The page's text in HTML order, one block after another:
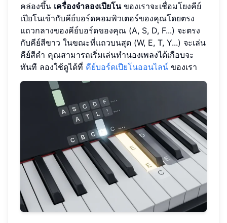
คล่องขึ้น เครื่องจำลองเปียโนของเราจะเชื่อมโยงคีย์
เปียโนเข้ากับคีย์บอร์ดคอมพิวเตอร์ของคุณโดยตรง
แถวกลางของคีย์บอร์ดของคุณ (A, S, D, F...) จะตรง
กับคีย์สีขาว ในขณะที่แถวบนสุด (W, E, T, Y...) จะเล่น
คีย์สีดำ คุณสามารถเริ่มเล่นทำนองเพลงได้เกือบจะ
ทันที ลองใช้ดูได้ที่ คีย์บอร์ดเปียโนออนไลน์ ของเรา